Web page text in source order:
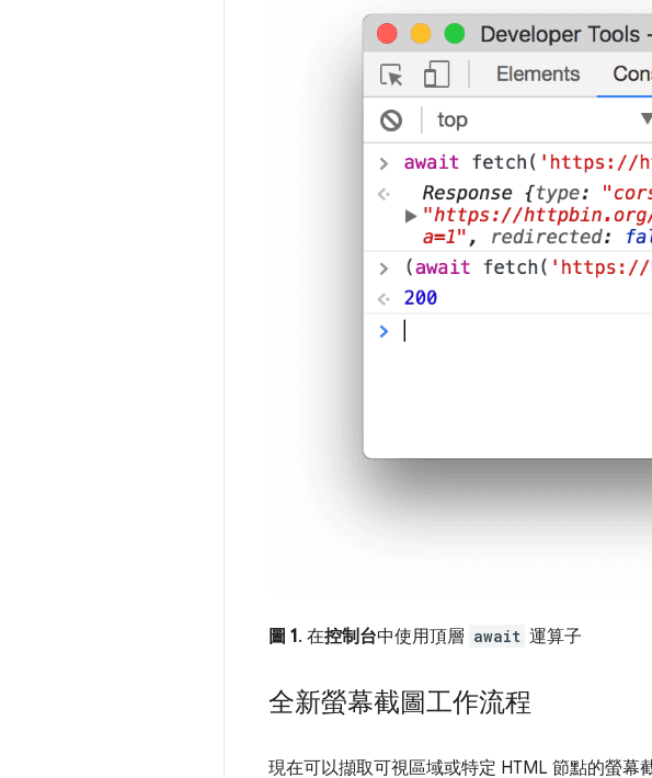
圖 1. 在控制台中使用頂層 await 運算子
全新螢幕截圖工作流程
現在可以擷取可視區域或特定 HTML 節點的螢幕截